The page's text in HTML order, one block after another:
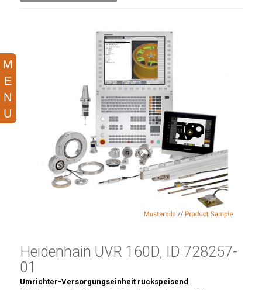
Heidenhain UVR 160D, ID 728257-
01
Umrichter-Versorgungseinheit rückspeisend